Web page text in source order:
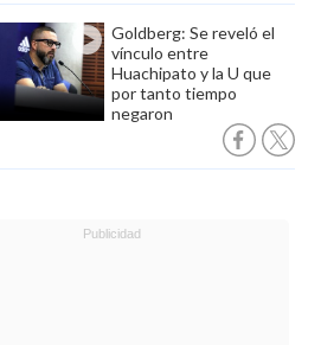
Goldberg: Se reveló el
vínculo entre
Huachipato y la U que
por tanto tiempo
negaron